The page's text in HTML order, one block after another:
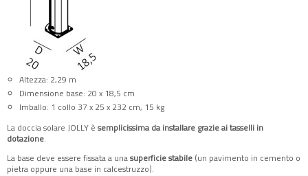
Altezza: 2,29 m
Dimensione base: 20 x 18,5 cm
Imballo: 1 collo 37 x 25 x 232 cm, 15 kg
La doccia solare JOLLY è semplicissima da installare grazie ai tasselli in
dotazione.
La base deve essere fissata a unasuperficie stabile (un pavimento in cemento o
pietra oppure una base in calcestruzzo).